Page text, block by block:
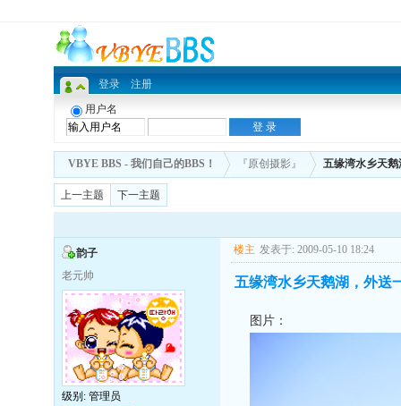
登录 注册
用户名
VBYE BBS - 我们自己的BBS！ 『原创摄影』 五缘湾水乡天
上一主题 下一主题
韵子
老元帅
级别: 管理员
楼主 发表于: 2009-05-10 18:24
五缘湾水乡天鹅湖，外送
图片：